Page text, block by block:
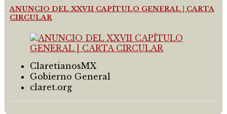
ANUNCIO DEL XXVII CAPÍTULO GENERAL | CARTA
CIRCULAR
ClaretianosMX
Gobierno General
claret.org